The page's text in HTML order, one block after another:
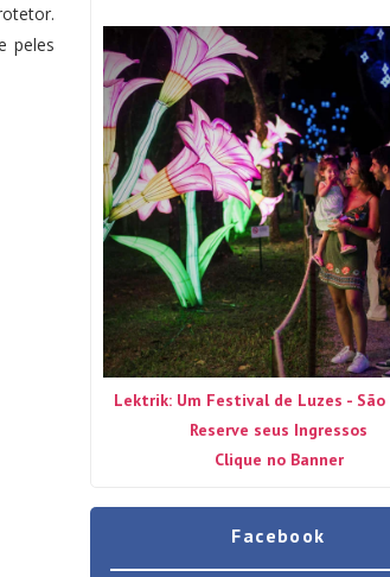
peles
Lektrik: Um Festival de Luzes - São
Reserve seus Ingressos
Clique no Banner
Facebook